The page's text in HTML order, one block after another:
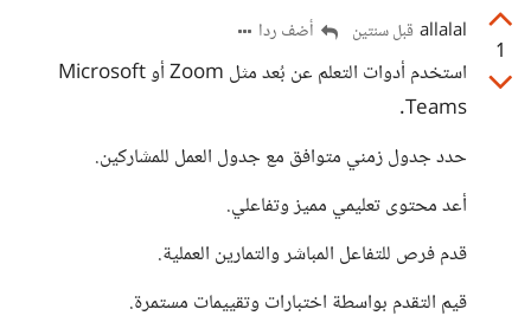
1
allalal قبل سنتين أضف ردا
استخدم أدوات التعلم عن بُعد مثل Zoom أو Microsoft
Teams.
حدد جدول زمني متوافق مع جدول العمل للمشاركين.
أعد محتوى تعليمي مميز وتفاعلي.
قدم فرص للتفاعل المباشر والتمارين العملية.
قيم التقدم بواسطة اختبارات وتقييمات مستمرة.